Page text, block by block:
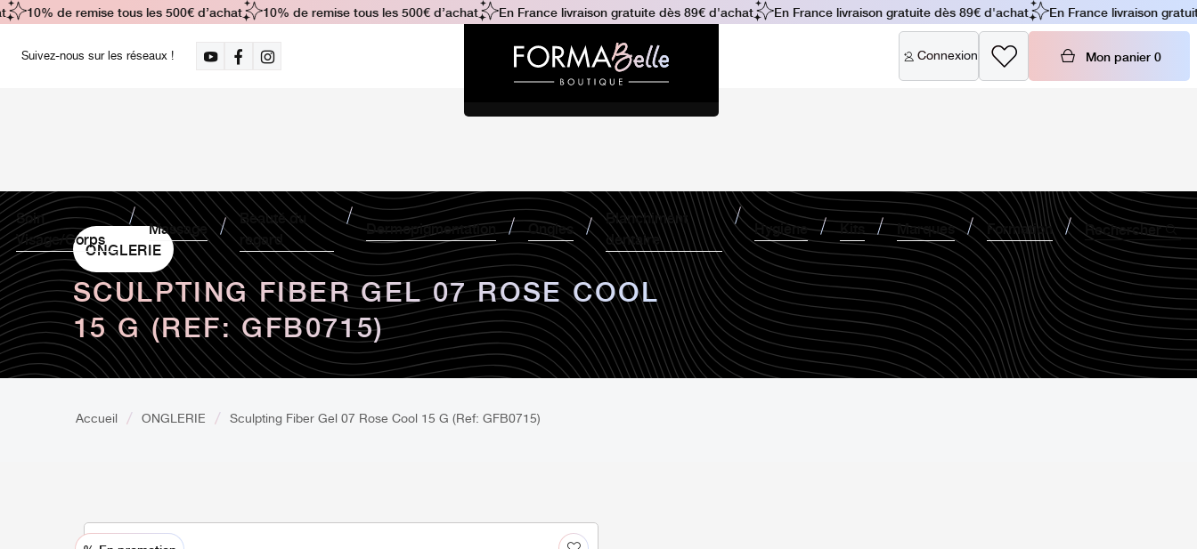
Suivez-nous sur les réseaux ! Connexion Mon panier 0
Soin
Visage/Corps
Massage
Beauté du
regard
Dermopigmentation Ongles
Blanchiment
dentaire
Hygiène Kits Marques Formation Rechercher
10% de remise tous les 500€ d’achat 10% de remise tous les 500€ d’achat En France livraison gratuite dès 89€ d'achat En France livraison gratuite dès 89€ d'achat En France livraison
ONGLERIE
SCULPTING FIBER GEL 07 ROSE COOL
15 G (REF: GFB0715)
Accueil ONGLERIE Sculpting Fiber Gel 07 Rose Cool 15 G (Ref: GFB0715)